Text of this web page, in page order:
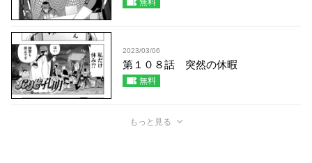
2023/03/06
第１０８話 突然の休暇
無料
もっと見る